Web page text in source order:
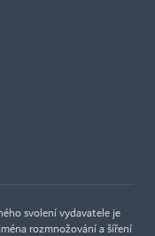
svolení vydavatele je
rozmnožování a šíření